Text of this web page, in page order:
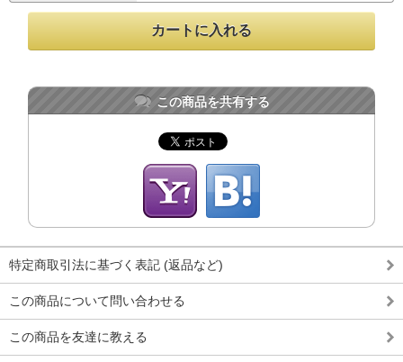
この商品を共有する
特定商取引法に基づく表記 (返品など)
この商品について問い合わせる
この商品を友達に教える